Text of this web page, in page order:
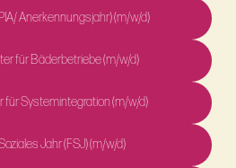
Anerkennungsjahr) (m/w/d)
für Bäderbetriebe (m/w/d)
für Systemintegration (m/w/d)
Jahr (FSJ) (m/w/d)